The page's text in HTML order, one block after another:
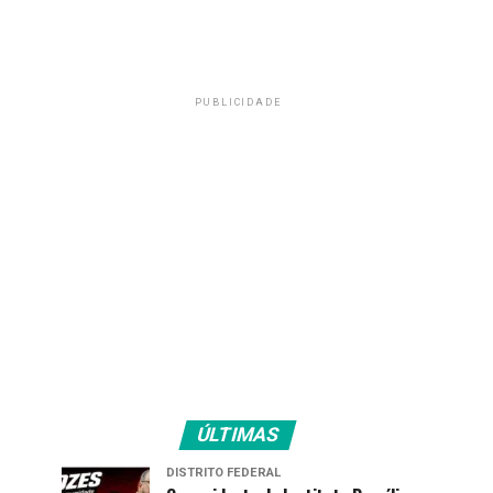
PUBLICIDADE
ÚLTIMAS
DISTRITO FEDERAL